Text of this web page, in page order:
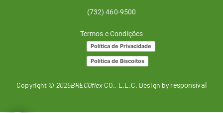
(732) 460-9500
Termos e Condições
Política de Privacidade
Política de Biscoitos
Copyright © 2025BRECOflexCO., L.L.C. Design by responsival